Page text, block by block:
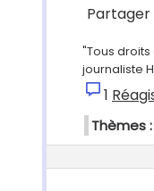
Partager
"Tous
journaliste
1
Thèmes :